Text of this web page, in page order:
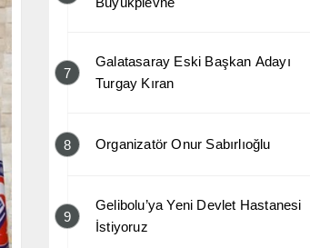
7
Galatasaray Eski Başkan Adayı
Turgay Kıran
8 Organizatör Onur Sabırlıoğlu
9
Gelibolu’ya Yeni Devlet Hastanesi
İstiyoruz